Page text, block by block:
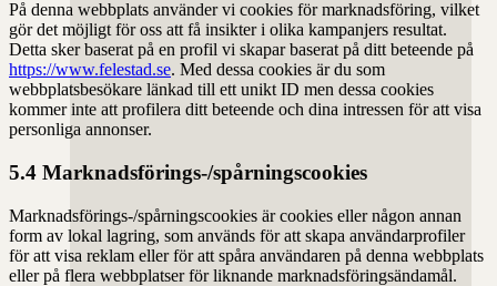
På denna webbplats använder vi cookies för marknadsföring, vilket
gör det möjligt för oss att få insikter i olika kampanjers resultat.
Detta sker baserat på en profil vi skapar baserat på ditt beteende på
https://www.felestad.se. Med dessa cookies är du som
webbplatsbesökare länkad till ett unikt ID men dessa cookies
kommer inte att profilera ditt beteende och dina intressen för att visa
personliga annonser.
5.4 Marknadsförings-/spårningscookies
Marknadsförings-/spårningscookies är cookies eller någon annan
form av lokal lagring, som används för att skapa användarprofiler
för att visa reklam eller för att spåra användaren på denna webbplats
eller på flera webbplatser för liknande marknadsföringsändamål.